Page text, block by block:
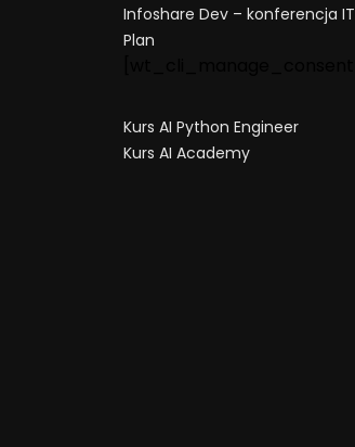
Infoshare Dev – konferencja IT
Plan
Kurs AI Python Engineer
Kurs AI Academy